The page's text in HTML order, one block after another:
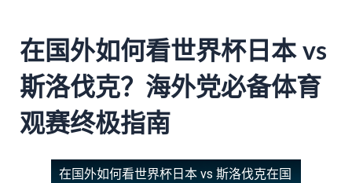
在国外如何看世界杯日本 vs
斯洛伐克？海外党必备体育
观赛终极指南
在国外如何看世界杯日本 vs 斯洛伐克在国